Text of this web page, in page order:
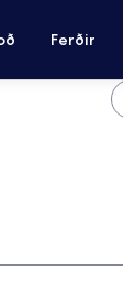
Ferðir